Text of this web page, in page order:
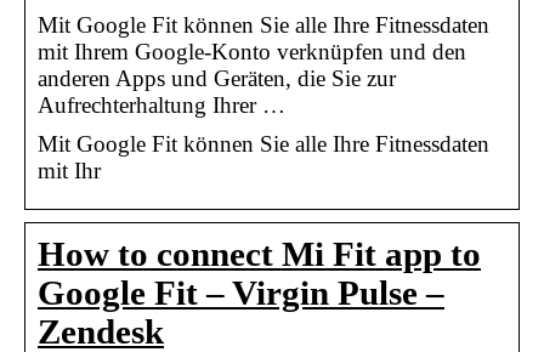
Mit Google Fit können Sie alle Ihre Fitnessdaten
mit Ihrem Google-Konto verknüpfen und den
anderen Apps und Geräten, die Sie zur
Aufrechterhaltung Ihrer …
Mit Google Fit können Sie alle Ihre Fitnessdaten
mit Ihr
How to connect Mi Fit app to
Google Fit – Virgin Pulse –
Zendesk